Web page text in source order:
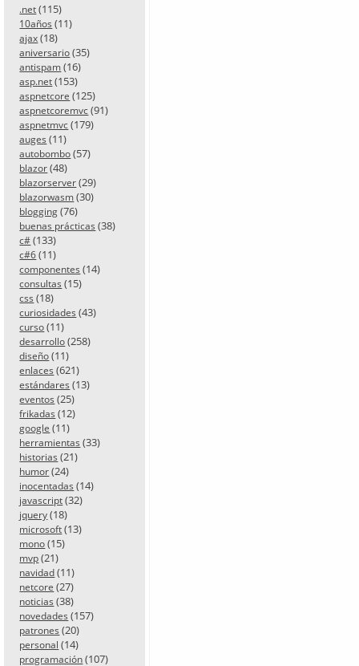
.net (115)
10años (11)
ajax (18)
aniversario (35)
antispam (16)
asp.net (153)
aspnetcore (125)
aspnetcoremvc (91)
aspnetmvc (179)
auges (11)
autobombo (57)
blazor (48)
blazorserver (29)
blazorwasm (30)
blogging (76)
buenas prácticas (38)
c# (133)
c#6 (11)
componentes (14)
consultas (15)
css (18)
curiosidades (43)
curso (11)
desarrollo (258)
diseño (11)
enlaces (621)
estándares (13)
eventos (25)
frikadas (12)
google (11)
herramientas (33)
historias (21)
humor (24)
inocentadas (14)
javascript (32)
jquery (18)
microsoft (13)
mono (15)
mvp (21)
navidad (11)
netcore (27)
noticias (38)
novedades (157)
patrones (20)
personal (14)
programación (107)